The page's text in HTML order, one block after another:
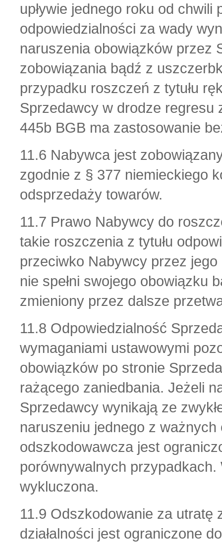
upływie jednego roku od
odpowiedzialności za wady
naruszenia obowiązków przez
zobowiązania bądź z
przypadku roszczeń z tytułu
Sprzedawcy w drodze regresu
445b BGB ma zastosowanie
11.6 Nabywca jest
zgodnie z § 377 niemieckiego
odsprzedaży towarów.
11.7 Prawo Nabywcy do
takie roszczenia z tytułu
przeciwko Nabywcy przez
nie spełni swojego obowiązku
zmieniony przez dalsze
11.8 Odpowiedzialność
wymaganiami ustawowymi
obowiązków po stronie
rażącego zaniedbania. Jeżeli
Sprzedawcy wynikają ze
naruszeniu jednego z
odszkodowawcza jest
porównywalnych
wykluczona.
11.9 Odszkodowanie za
działalności jest ograniczone